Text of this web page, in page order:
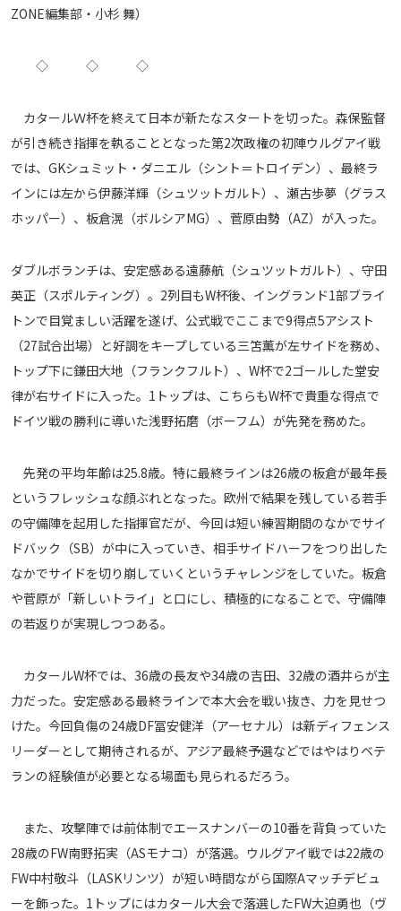
運営会社
ご利用にあたって
プライバシーポリシー
お問い合わせ
© AbemaTV. Inc. All Rights Reserved.
ZONE編集部・小杉 舞）
◇ ◇ ◇
カタールＷ杯を終えて日本が新たなスタートを切った。森保監督
が引き続き指揮を執ることとなった第2次政権の初陣ウルグアイ戦
では、GKシュミット・ダニエル（シント＝トロイデン）、最終ラ
インには左から伊藤洋輝（シュツットガルト）、瀬古歩夢（グラス
ホッパー）、板倉滉（ボルシアMG）、菅原由勢（AZ）が入った。
ダブルボランチは、安定感ある遠藤航（シュツットガルト）、守田
英正（スポルティング）。2列目もW杯後、イングランド1部ブライ
トンで目覚ましい活躍を遂げ、公式戦でここまで9得点5アシスト
（27試合出場）と好調をキープしている三笘薫が左サイドを務め、
トップ下に鎌田大地（フランクフルト）、W杯で2ゴールした堂安
律が右サイドに入った。1トップは、こちらもW杯で貴重な得点で
ドイツ戦の勝利に導いた浅野拓磨（ボーフム）が先発を務めた。
先発の平均年齢は25.8歳。特に最終ラインは26歳の板倉が最年長
というフレッシュな顔ぶれとなった。欧州で結果を残している若手
の守備陣を起用した指揮官だが、今回は短い練習期間のなかでサイ
ドバック（SB）が中に入っていき、相手サイドハーフをつり出した
なかでサイドを切り崩していくというチャレンジをしていた。板倉
や菅原が「新しいトライ」と口にし、積極的になることで、守備陣
の若返りが実現しつつある。
カタールW杯では、36歳の長友や34歳の吉田、32歳の酒井らが主
力だった。安定感ある最終ラインで本大会を戦い抜き、力を見せつ
けた。今回負傷の24歳DF冨安健洋（アーセナル）は新ディフェンス
リーダーとして期待されるが、アジア最終予選などではやはりベテ
ランの経験値が必要となる場面も見られるだろう。
また、攻撃陣では前体制でエースナンバーの10番を背負っていた
28歳のFW南野拓実（ASモナコ）が落選。ウルグアイ戦では22歳の
FW中村敬斗（LASKリンツ）が短い時間ながら国際Aマッチデビュ
ーを飾った。1トップにはカタール大会で落選したFW大迫勇也（ヴ